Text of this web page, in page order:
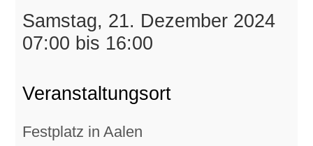
Samstag, 21. Dezember 2024
07:00 bis 16:00
Veranstaltungsort
Festplatz in Aalen